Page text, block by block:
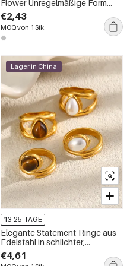
Flower Unregelmäßige Form
Hammerschlagmuster Edelstahl
Wasserdicht Statement Ringe
€2,43
MOQ von 1 Stk.
Lager in China
13-25 TAGE
Elegante Statement-Ringe aus
Edelstahl in schlichter,
unregelmäßiger Form –
wasserfest und goldfarben
€4,61